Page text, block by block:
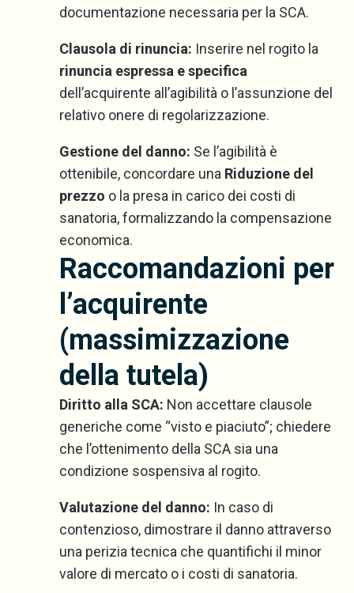
documentazione necessaria per la SCA.
Clausola di rinuncia: Inserire nel rogito la
rinuncia espressa e specifica
dell’acquirente all’agibilità o l’assunzione del
relativo onere di regolarizzazione.
Gestione del danno: Se l’agibilità è
ottenibile, concordare una Riduzione del
prezzo o la presa in carico dei costi di
sanatoria, formalizzando la compensazione
economica.
Raccomandazioni per
l’acquirente
(massimizzazione
della tutela)
Diritto alla SCA: Non accettare clausole
generiche come “visto e piaciuto”; chiedere
che l’ottenimento della SCA sia una
condizione sospensiva al rogito.
Valutazione del danno: In caso di
contenzioso, dimostrare il danno attraverso
una perizia tecnica che quantifichi il minor
valore di mercato o i costi di sanatoria.